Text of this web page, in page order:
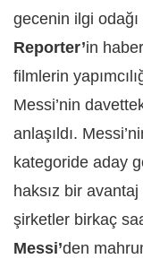
gecenin ilgi
Reporter’in
filmlerin
Messi’nin
anlaşıldı.
kategoride aday
haksız bir
şirketler birkaç
Messi’den